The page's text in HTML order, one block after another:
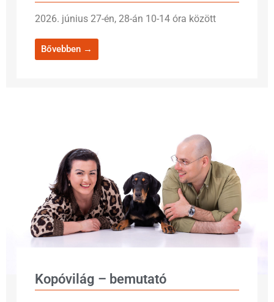
2026. június 27-én, 28-án 10-14 óra között
Bővebben →
Kopóvilág – bemutató